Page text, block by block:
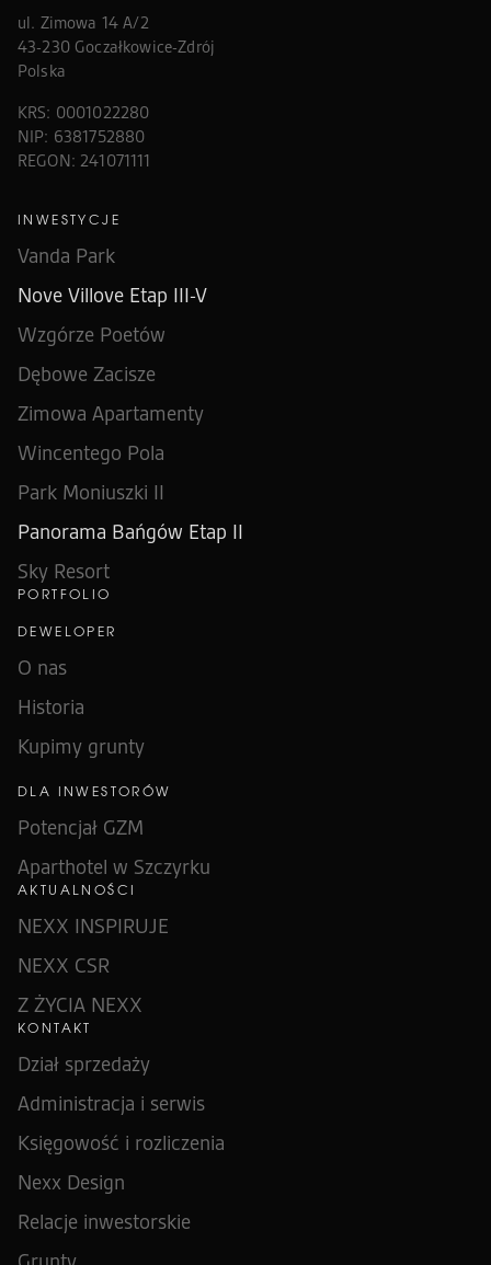
ul. Zimowa 14 A/2
43-230 Goczałkowice-Zdrój
Polska
KRS: 0001022280
NIP: 6381752880
REGON: 241071111
INWESTYCJE
Vanda Park
Nove Villove Etap III-V
Wzgórze Poetów
Dębowe Zacisze
Zimowa Apartamenty
Wincentego Pola
Park Moniuszki II
Panorama Bańgów Etap II
Sky Resort
PORTFOLIO
DEWELOPER
O nas
Historia
Kupimy grunty
DLA INWESTORÓW
Potencjał GZM
Aparthotel w Szczyrku
AKTUALNOŚCI
NEXX INSPIRUJE
NEXX CSR
Z ŻYCIA NEXX
KONTAKT
Dział sprzedaży
Administracja i serwis
Księgowość i rozliczenia
Nexx Design
Relacje inwestorskie